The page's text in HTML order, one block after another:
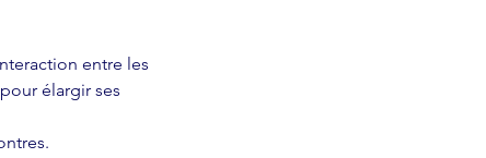
entre les
élargir ses